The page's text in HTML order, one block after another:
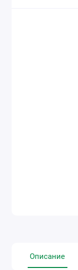
Описание